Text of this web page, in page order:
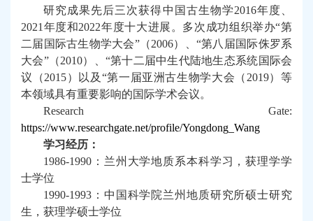
研究成果先后三次获得中国古生物学2016年度、
2021 年度和2022年度十大进展。 多次成功组织举办“第
二届 国际古生物学大会”（2006） “第八届国际侏罗系
大会”（2010） “第十二届中生代陆地生态系统国际会
议 （2015）以及 “第一届亚洲古生物学大会（ 2019）等
本领域具有重要影响的国际学术会议。
Research Gate:
https://www.researchgate.net/profile/Yongdong_Wang
学习经历：
1986-1990 ：兰州大学地质系本科学习，获理学学
士学位
1990-1993 ：中国科学院兰州地质研究所硕士研究
生，获理学硕士学位